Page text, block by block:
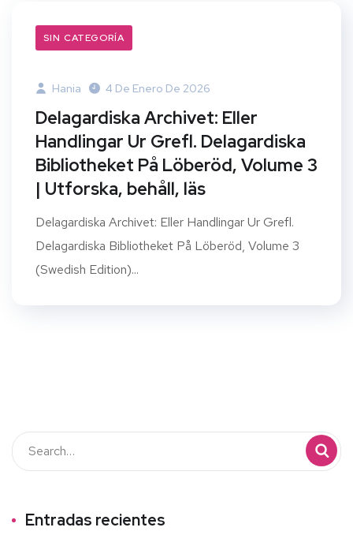
SIN CATEGORÍA
Hania 4 De Enero De 2026
Delagardiska Archivet: Eller
Handlingar Ur Grefl. Delagardiska
Bibliotheket På Löberöd, Volume 3
| Utforska, behåll, läs
Delagardiska Archivet: Eller Handlingar Ur Grefl.
Delagardiska Bibliotheket På Löberöd, Volume 3
(Swedish Edition)...
Entradas recientes